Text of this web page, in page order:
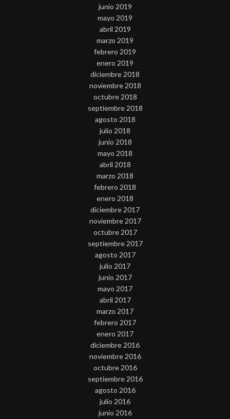
junio 2019
mayo 2019
abril 2019
marzo 2019
febrero 2019
enero 2019
diciembre 2018
noviembre 2018
octubre 2018
septiembre 2018
agosto 2018
julio 2018
junio 2018
mayo 2018
abril 2018
marzo 2018
febrero 2018
enero 2018
diciembre 2017
noviembre 2017
octubre 2017
septiembre 2017
agosto 2017
julio 2017
junio 2017
mayo 2017
abril 2017
marzo 2017
febrero 2017
enero 2017
diciembre 2016
noviembre 2016
octubre 2016
septiembre 2016
agosto 2016
julio 2016
junio 2016